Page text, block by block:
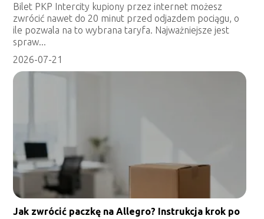
Bilet PKP Intercity kupiony przez internet możesz
zwrócić nawet do 20 minut przed odjazdem pociągu, o
ile pozwala na to wybrana taryfa. Najważniejsze jest
spraw...
2026-07-21
Jak zwrócić paczkę na Allegro? Instrukcja krok po